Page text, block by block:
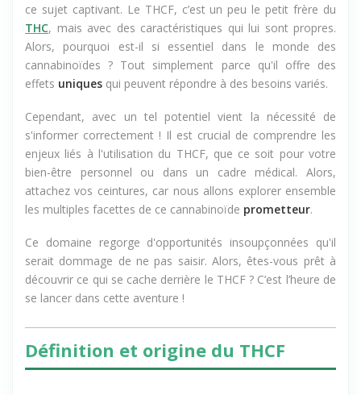
ce sujet captivant. Le THCF, c’est un peu le petit frère du
THC, mais avec des caractéristiques qui lui sont propres.
Alors, pourquoi est-il si essentiel dans le monde des
cannabinoïdes ? Tout simplement parce qu'il offre des
effets uniques qui peuvent répondre à des besoins variés.
Cependant, avec un tel potentiel vient la nécessité de
s'informer correctement ! Il est crucial de comprendre les
enjeux liés à l'utilisation du THCF, que ce soit pour votre
bien-être personnel ou dans un cadre médical. Alors,
attachez vos ceintures, car nous allons explorer ensemble
les multiples facettes de ce cannabinoïde prometteur.
Ce domaine regorge d'opportunités insoupçonnées qu'il
serait dommage de ne pas saisir. Alors, êtes-vous prêt à
découvrir ce qui se cache derrière le THCF ? C’est l’heure de
se lancer dans cette aventure !
Définition et origine du THCF